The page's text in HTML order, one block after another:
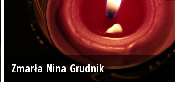
Zmarła Nina Grudnik